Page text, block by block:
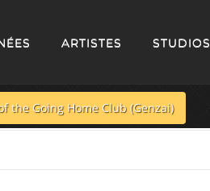
ARTISTES STUDIOS
the Going Home Club (Genzai)